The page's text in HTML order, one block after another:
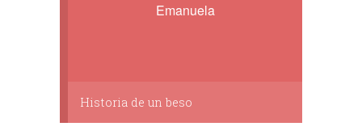
Emanuela
Historia de un beso